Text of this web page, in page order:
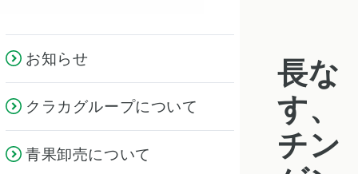
お知らせ
クラカグループについて
青果卸売について
長な
す、
チン